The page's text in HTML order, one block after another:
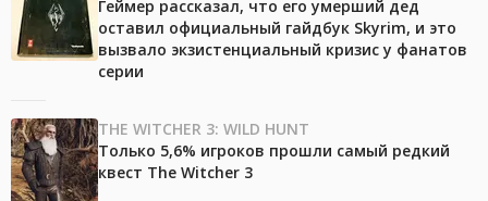
Геймер рассказал, что его умерший дед
оставил официальный гайдбук Skyrim, и это
вызвало экзистенциальный кризис у фанатов
серии
THE WITCHER 3: WILD HUNT
Только 5,6% игроков прошли самый редкий
квест The Witcher 3